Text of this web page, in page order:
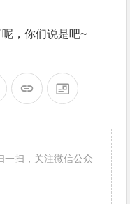
，你们说是吧~
一扫，关注微信公众